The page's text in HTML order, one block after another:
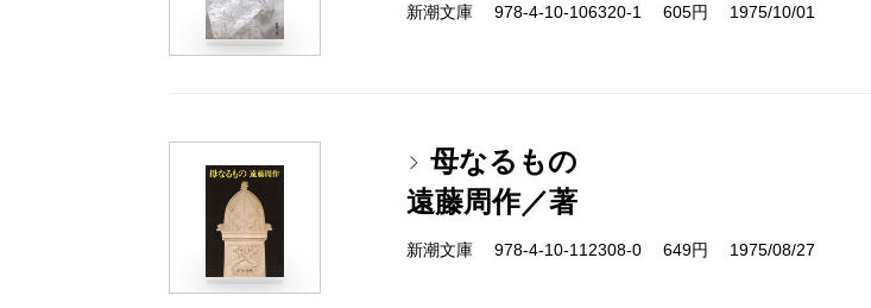
新潮文庫 978-4-10-106320-1 605円 1975/10/01
母なるもの
遠藤周作／著
新潮文庫 978-4-10-112308-0 649円 1975/08/27